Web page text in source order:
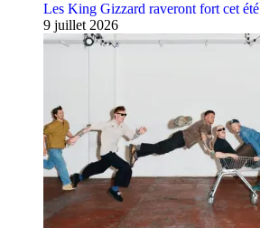
Les King Gizzard raveront fort cet été
9 juillet 2026